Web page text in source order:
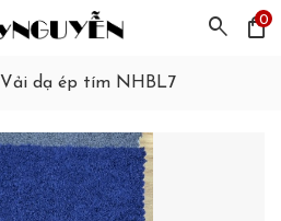
search shopping_bag
0
Vải dạ ép tím NHBL7